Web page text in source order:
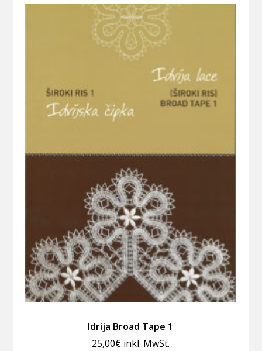
Idrija Broad Tape 1
25,00€ inkl. MwSt.